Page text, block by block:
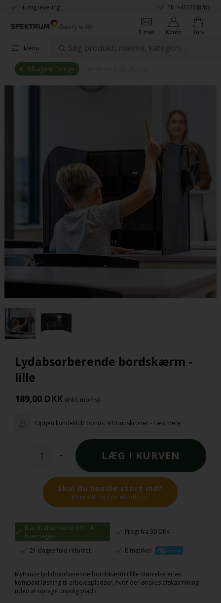
Hurtig levering Tlf.:+4577358786
E-mail Konto Kurv
Menu
Tilbage til forrige
Lydabsorberende bordskærm -
lille
189,00 DKK (inkl. moms)
Optjen kundeklub bonus: 9 Bonuskroner - Læs mere
- +
Skal du handle stort ind?
Kontakt os for et tilbud.
Klar til afsendelse om 14
hverdag(e)
Fragt fra 39 DKK
21 dages fuld returret E-mærket
MyPauze lydabsorberende bordskærm i lille størrelse er en
kompakt løsning til arbejdspladser, hvor der ønskes afskærmning
uden at optage unødig plads.